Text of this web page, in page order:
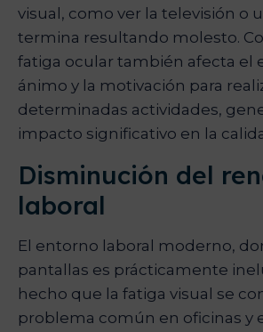
visual, como ver la televisión o
termina resultando molesto.
fatiga ocular también afecta el
ánimo y la motivación para
determinadas actividades,
impacto significativo en la
Disminución del
laboral
El entorno laboral moderno,
pantallas es prácticamente
hecho que la fatiga visual se
problema común en oficinas y